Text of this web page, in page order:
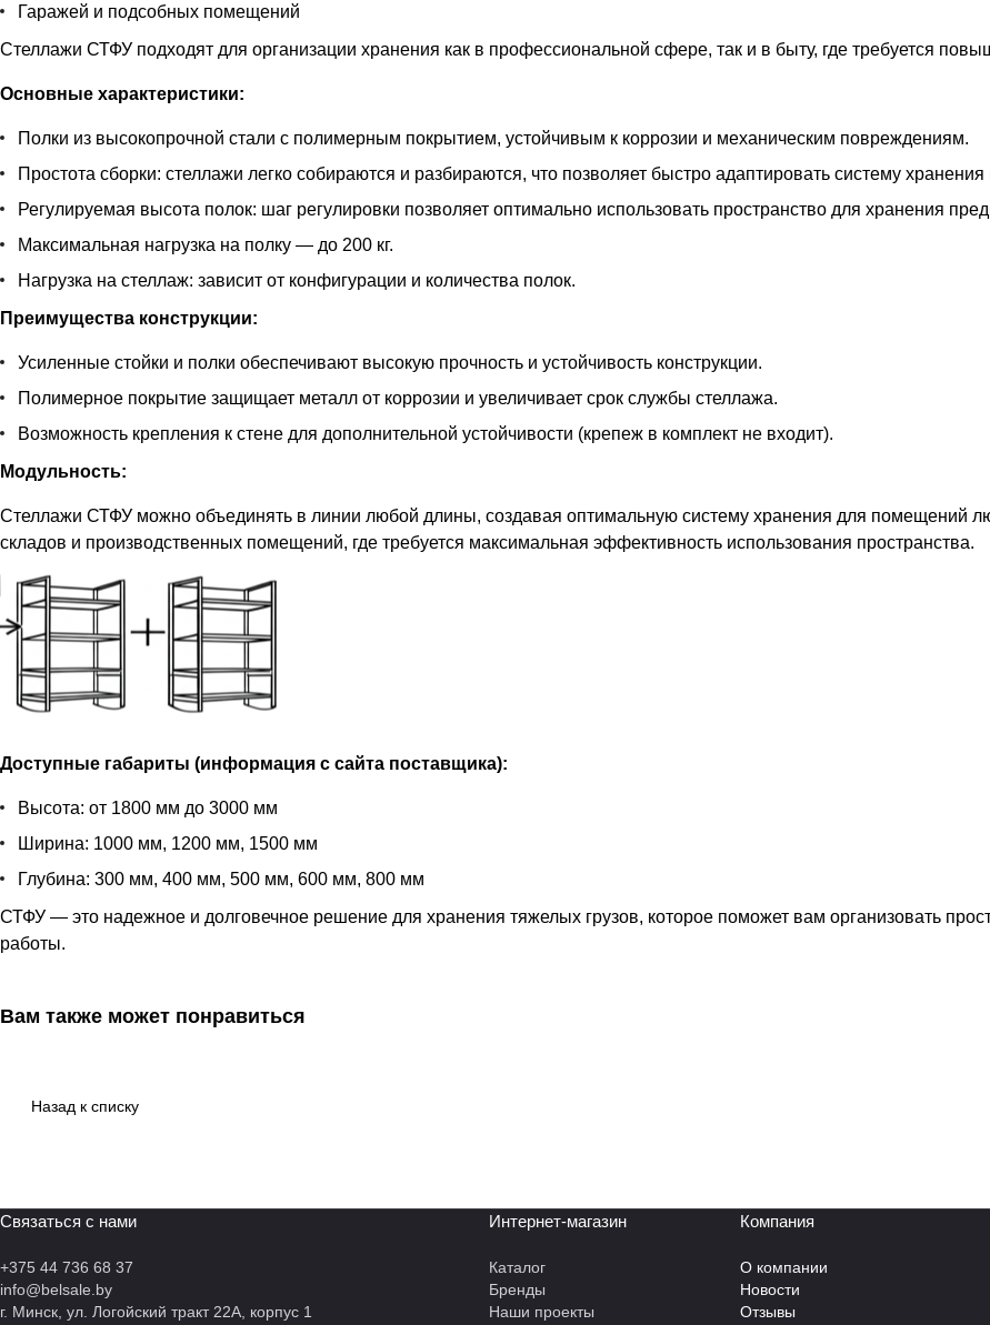
Гаражей и подсобных помещений
Стеллажи СТФУ подходят для организации хранения как в профессиональной сфере, так и в быту, где требуется
Основные характеристики:
Полки из высокопрочной стали с полимерным покрытием, устойчивым к коррозии и механическим повреждениям.
Простота сборки: стеллажи легко собираются и разбираются, что позволяет быстро адаптировать систему
Регулируемая высота полок: шаг регулировки позволяет оптимально использовать пространство для хранения
Максимальная нагрузка на полку — до 200 кг.
Нагрузка на стеллаж: зависит от конфигурации и количества полок.
Преимущества конструкции:
Усиленные стойки и полки обеспечивают высокую прочность и устойчивость конструкции.
Полимерное покрытие защищает металл от коррозии и увеличивает срок службы стеллажа.
Возможность крепления к стене для дополнительной устойчивости (крепеж в комплект не входит).
Модульность:
Стеллажи СТФУ можно объединять в линии любой длины, создавая оптимальную систему хранения для помещений
складов и производственных помещений, где требуется максимальная эффективность использования пространства.
Доступные габариты (информация с сайта поставщика):
Высота: от 1800 мм до 3000 мм
Ширина: 1000 мм, 1200 мм, 1500 мм
Глубина: 300 мм, 400 мм, 500 мм, 600 мм, 800 мм
СТФУ — это надежное и долговечное решение для хранения тяжелых грузов, которое поможет вам организовать
работы.
Вам также может понравиться
Назад к списку
Связаться с нами
+375 44 736 68 37
info@belsale.by
г. Минск, ул. Логойский тракт 22А, корпус 1
Интернет-магазин
Каталог
Бренды
Наши проекты
Компания
О компании
Новости
Отзывы